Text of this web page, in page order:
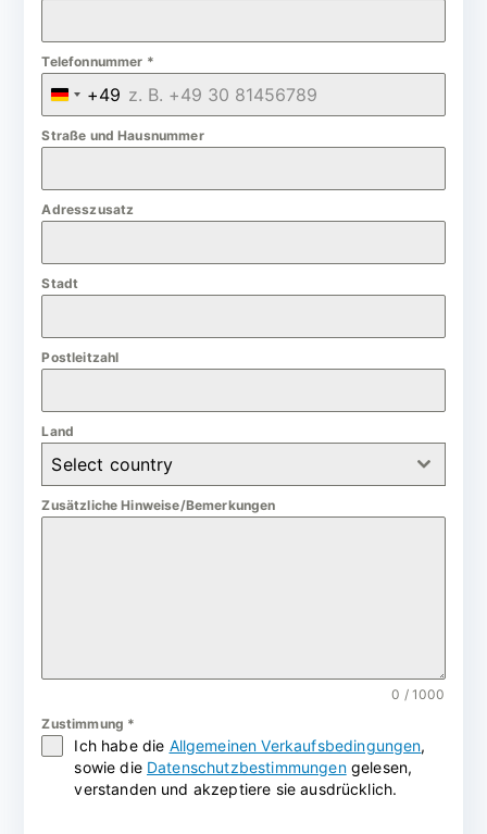
Telefonnummer *
G
e
m
a
y
+49
Straße und Hausnummer
Adresszusatz
Stadt
Postleitzahl
Land
Select country
Zusätzliche Hinweise/Bemerkungen
0 / 1000
Zustimmung *
Ich habe die Allgemeinen Verkaufsbedingungen,
sowie die Datenschutzbestimmungengelesen,
verstanden und akzeptiere sie ausdrücklich.